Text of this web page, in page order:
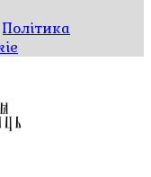
Політика